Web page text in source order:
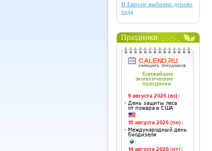
В Европе выбрано дерево
года
Праздники